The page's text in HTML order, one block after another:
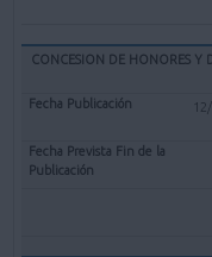
CONCESION DE HONORES Y